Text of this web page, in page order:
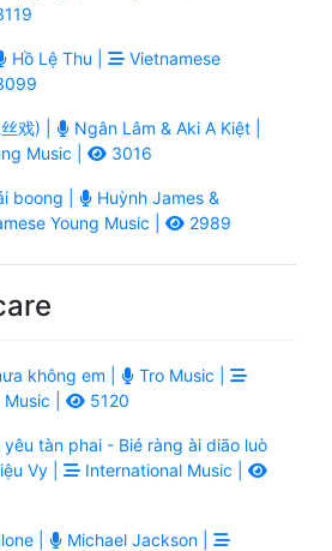
Hồ Lệ Thu |
Vietnamese
戏) |
Ngân Lâm & Aki A Kiệt |
Music |
3016
boong |
Huỳnh James &
Young Music | 2989
không em |
Tro Music |
|
5120
tàn phai - Bié ràng ài diāo luò
Vy |
International Music |
|
Michael Jackson |